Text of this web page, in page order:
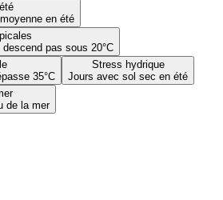
en été
pas sous 20°C
35°C
Stress hydrique
Jours avec sol sec en été
de la mer